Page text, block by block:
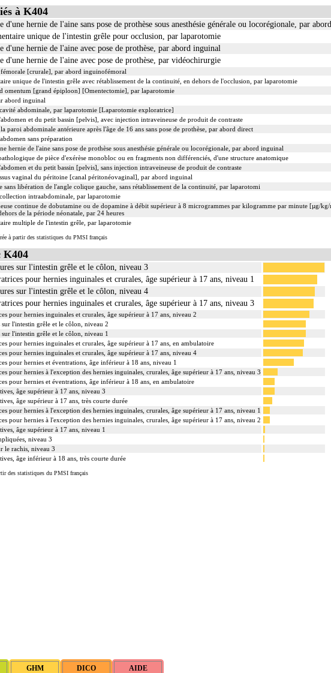
à K404
d'une hernie de l'aine sans pose de prothèse sous anesthésie générale ou locorégionale, par
unique de l'intestin grêle pour occlusion, par laparotomie
d'une hernie de l'aine avec pose de prothèse, par abord inguinal
d'une hernie de l'aine avec pose de prothèse, par vidéochirurgie
[crurale], par abord inguinofémoral
unique de l'intestin grêle avec rétablissement de la continuité, en dehors de l'occlusion, par laparotomie
omentum [grand épiploon] [Omentectomie], par laparotomie
abord inguinal
abdominale, par laparotomie [Laparotomie exploratrice]
et du petit bassin [pelvis], avec injection intraveineuse de produit de contraste
paroi abdominale antérieure après l'âge de 16 ans sans pose de prothèse, par abord direct
sans préparation
hernie de l'aine sans pose de prothèse sous anesthésie générale ou locorégionale, par abord inguinal
de pièce d'exérèse monobloc ou en fragments non différenciés, d'une structure anatomique
et du petit bassin [pelvis], sans injection intraveineuse de produit de contraste
vaginal du péritoine [canal péritonéovaginal], par abord inguinal
sans libération de l'angle colique gauche, sans rétablissement de la continuité, par laparotomi
intraabdominale, par laparotomie
continue de dobutamine ou de dopamine à débit supérieur à 8 microgrammes par kilogramme par minute [µg/
de la période néonatale, par 24 heures
multiple de l'intestin grêle, par laparotomie
à partir des statistiques du PMSI français
K404
sur l'intestin grêle et le côlon, niveau 3
pour hernies inguinales et crurales, âge supérieur à 17 ans, niveau 1
sur l'intestin grêle et le côlon, niveau 4
pour hernies inguinales et crurales, âge supérieur à 17 ans, niveau 3
pour hernies inguinales et crurales, âge supérieur à 17 ans, niveau 2
l'intestin grêle et le côlon, niveau 2
l'intestin grêle et le côlon, niveau 1
pour hernies inguinales et crurales, âge supérieur à 17 ans, en ambulatoire
pour hernies inguinales et crurales, âge supérieur à 17 ans, niveau 4
pour hernies et éventrations, âge inférieur à 18 ans, niveau 1
pour hernies à l'exception des hernies inguinales, crurales, âge supérieur à 17 ans, niveau 3
pour hernies et éventrations, âge inférieur à 18 ans, en ambulatoire
âge supérieur à 17 ans, niveau 3
âge supérieur à 17 ans, très courte durée
pour hernies à l'exception des hernies inguinales, crurales, âge supérieur à 17 ans, niveau 1
pour hernies à l'exception des hernies inguinales, crurales, âge supérieur à 17 ans, niveau 2
âge supérieur à 17 ans, niveau 1
niveau 3
le rachis, niveau 3
âge inférieur à 18 ans, très courte durée
des statistiques du PMSI français